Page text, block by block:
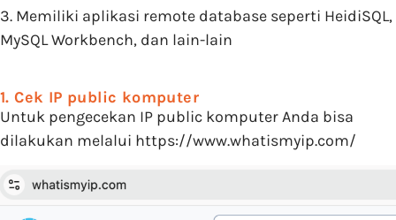
3. Memiliki aplikasi remote database seperti HeidiSQL,
MySQL Workbench, dan lain-lain
1. Cek IP public komputer
Untuk pengecekan IP public komputer Anda bisa
dilakukan melalui https://www.whatismyip.com/